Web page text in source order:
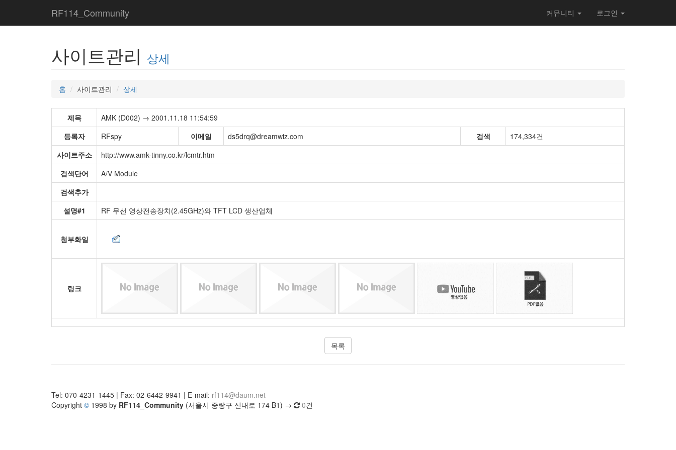
RF114_Community 커뮤니티 로그인
사이트관리 상세
홈 사이트관리 상세
제목
AMK (D002) → 2001.11.18 11:54:59
등록자
RFspy 이메일 ds5drq@dreamwiz.com 검색
174,334건
사이트주소
http://www.amk-tinny.co.kr/lcmtr.htm
검색단어
A/V Module
검색추가
설명#1
RF 무선 영상전송장치(2.45GHz)와 TFT LCD 생산업체
첨부화일
링크
목록
Tel: 070-4231-1445 | Fax: 02-6442-9941 | E-mail: rf114@daum.net
Copyright © 1998 by RF114_Community (서울시 중랑구 신내로 174 B1) → 0건